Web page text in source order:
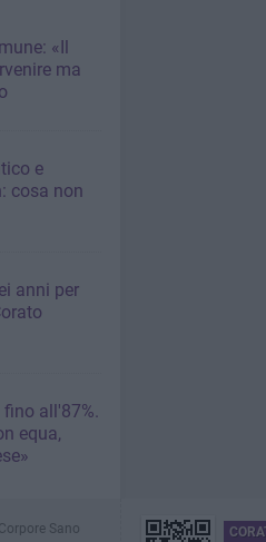
«Il
ma
e
cosa non
anni per
all'87%.
equa,
Sano